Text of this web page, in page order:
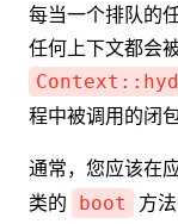
每当一个排队的
任何上下文都会
程中被调用的闭包
通常，您应该在
类的 boot 方